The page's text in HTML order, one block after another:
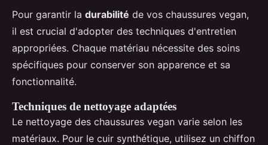
Pour garantir la durabilité de vos chaussures vegan,
il est crucial d'adopter des techniques d'entretien
appropriées. Chaque matériau nécessite des soins
spécifiques pour conserver son apparence et sa
fonctionnalité.
Techniques de nettoyage adaptées
Le nettoyage des chaussures vegan varie selon les
matériaux. Pour le cuir synthétique, utilisez un chiffon